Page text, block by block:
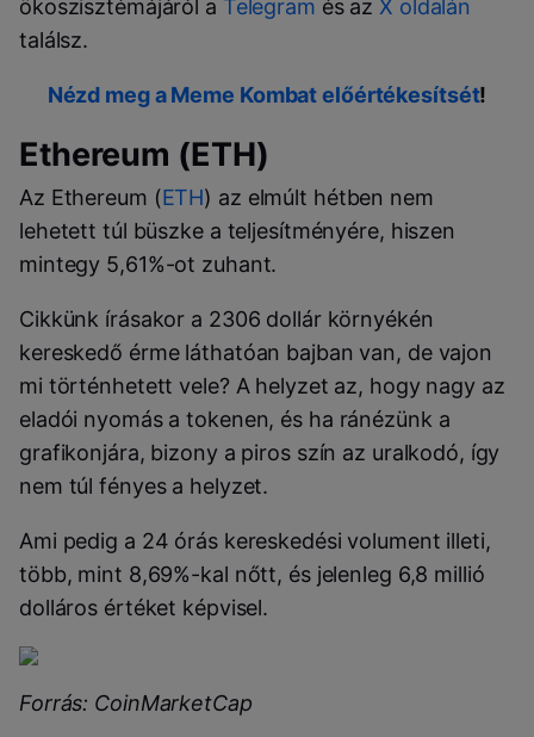
ökoszisztémájáról a Telegram és az X oldalán
találsz.
Nézd meg a Meme Kombat előértékesítsét!
Ethereum (ETH)
Az Ethereum (ETH) az elmúlt hétben nem
lehetett túl büszke a teljesítményére, hiszen
mintegy 5,61%-ot zuhant.
Cikkünk írásakor a 2306 dollár környékén
kereskedő érme láthatóan bajban van, de vajon
mi történhetett vele? A helyzet az, hogy nagy az
eladói nyomás a tokenen, és ha ránézünk a
grafikonjára, bizony a piros szín az uralkodó, így
nem túl fényes a helyzet.
Ami pedig a 24 órás kereskedési volument illeti,
több, mint 8,69%-kal nőtt, és jelenleg 6,8 millió
dolláros értéket képvisel.
Forrás: CoinMarketCap